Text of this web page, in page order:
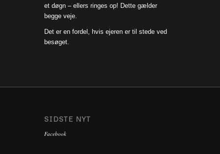
et døgn – ellers ringes op! Dette gælder
begge veje.
Det er en fordel, hvis ejeren er til stede ved
besøget.
SIDSTE NYT
Facebook